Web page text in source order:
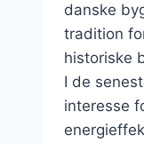
danske
tradition
historiske
I de
interesse